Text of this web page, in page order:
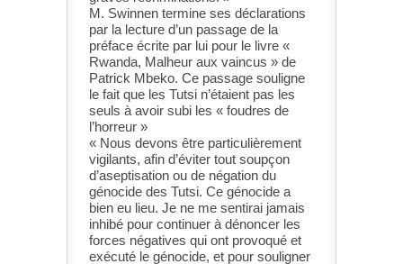
M. Swinnen termine ses déclarations
par la lecture d’un passage de la
préface écrite par lui pour le livre «
Rwanda, Malheur aux vaincus » de
Patrick Mbeko. Ce passage souligne
le fait que les Tutsi n’étaient pas les
seuls à avoir subi les « foudres de
l’horreur »
« Nous devons être particulièrement
vigilants, afin d’éviter tout soupçon
d’aseptisation ou de négation du
génocide des Tutsi. Ce génocide a
bien eu lieu. Je ne me sentirai jamais
inhibé pour continuer à dénoncer les
forces négatives qui ont provoqué et
exécuté le génocide, et pour souligner